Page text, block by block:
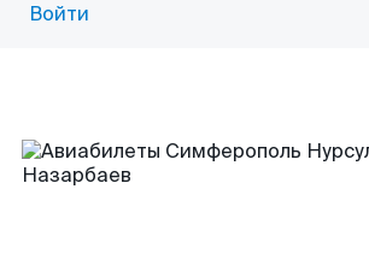
Войти